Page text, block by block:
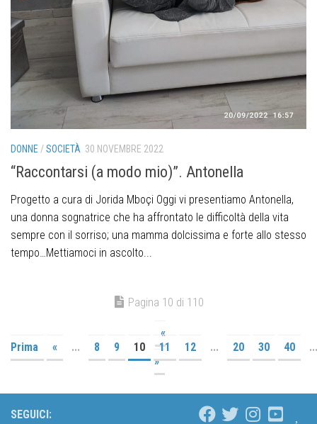
DONNE /SOCIETÀ 30 NOVEMBRE 2022
“Raccontarsi (a modo mio)”. Antonella
Progetto a cura di Jorida Mboçi Oggi vi presentiamo Antonella,
una donna sognatrice che ha affrontato le difficoltà della vita
sempre con il sorriso; una mamma dolcissima e forte allo stesso
tempo…Mettiamoci in ascolto...
Pagina 10 di 110
«
Prima
« ... 8 9 10 11 12 ... 20 30 40
...
»
SEGUICI: